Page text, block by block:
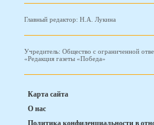
Главный редактор: Н.А. Лукина
Учредитель: Общество с ограниченной
«Редакция газеты «Победа»
Карта сайта
О нас